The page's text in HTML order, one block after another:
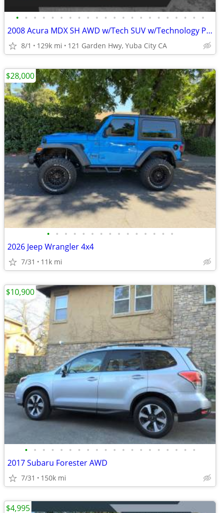
• • • • • • • • • • • • • • • • • • • • • •
2008 Acura MDX SH AWD w/Tech SUV w/Technology Package!
8/1 129k mi 121 Garden Hwy, Yuba City CA
• • • • • • • • • • • • • • •
2026 Jeep Wrangler 4x4
7/31 11k mi
$28,000
• • • • • • • • • • • • • • • • • • • •
2017 Subaru Forester AWD
7/31 150k mi
$10,900
$4,995